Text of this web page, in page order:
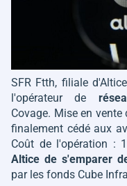
SFR Ftth, filiale
l'opérateur de
Covage. Mise en
finalement cédé aux
Coût de l'opération :
Altice de s'emparer
par les fonds Cube